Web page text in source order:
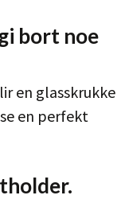
bort noe
en glasskrukke
en perfekt